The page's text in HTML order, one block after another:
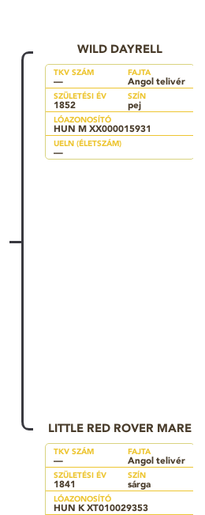
WILD DAYRELL
TKV SZÁM
—
FAJTA
Angol telivér
SZÜLETÉSI ÉV
1852
SZÍN
pej
LÓAZONOSÍTÓ
HUN M XX000015931
UELN (ÉLETSZÁM)
—
LITTLE RED ROVER MARE
TKV SZÁM
—
FAJTA
Angol telivér
SZÜLETÉSI ÉV
1841
SZÍN
sárga
LÓAZONOSÍTÓ
HUN K XT010029353